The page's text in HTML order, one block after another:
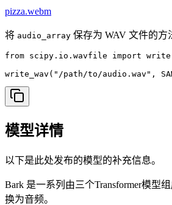
pizza.webm
将 audio_array 保存为 WAV 文件的方
from scipy.io.wavfile import write
write_wav("/path/to/audio.wav",
模型详情
以下是此处发布的模型的补充信息。
Bark 是一系列由三个Transformer模型
换为音频。